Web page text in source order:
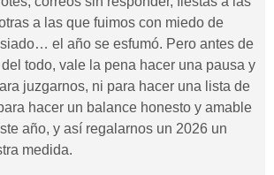
a las que fuimos con miedo de
el año se esfumó. Pero antes de
todo, vale la pena hacer una pausa y
juzgarnos, ni para hacer una lista de
hacer un balance honesto y amable
año, y así regalarnos un 2026 un
medida.